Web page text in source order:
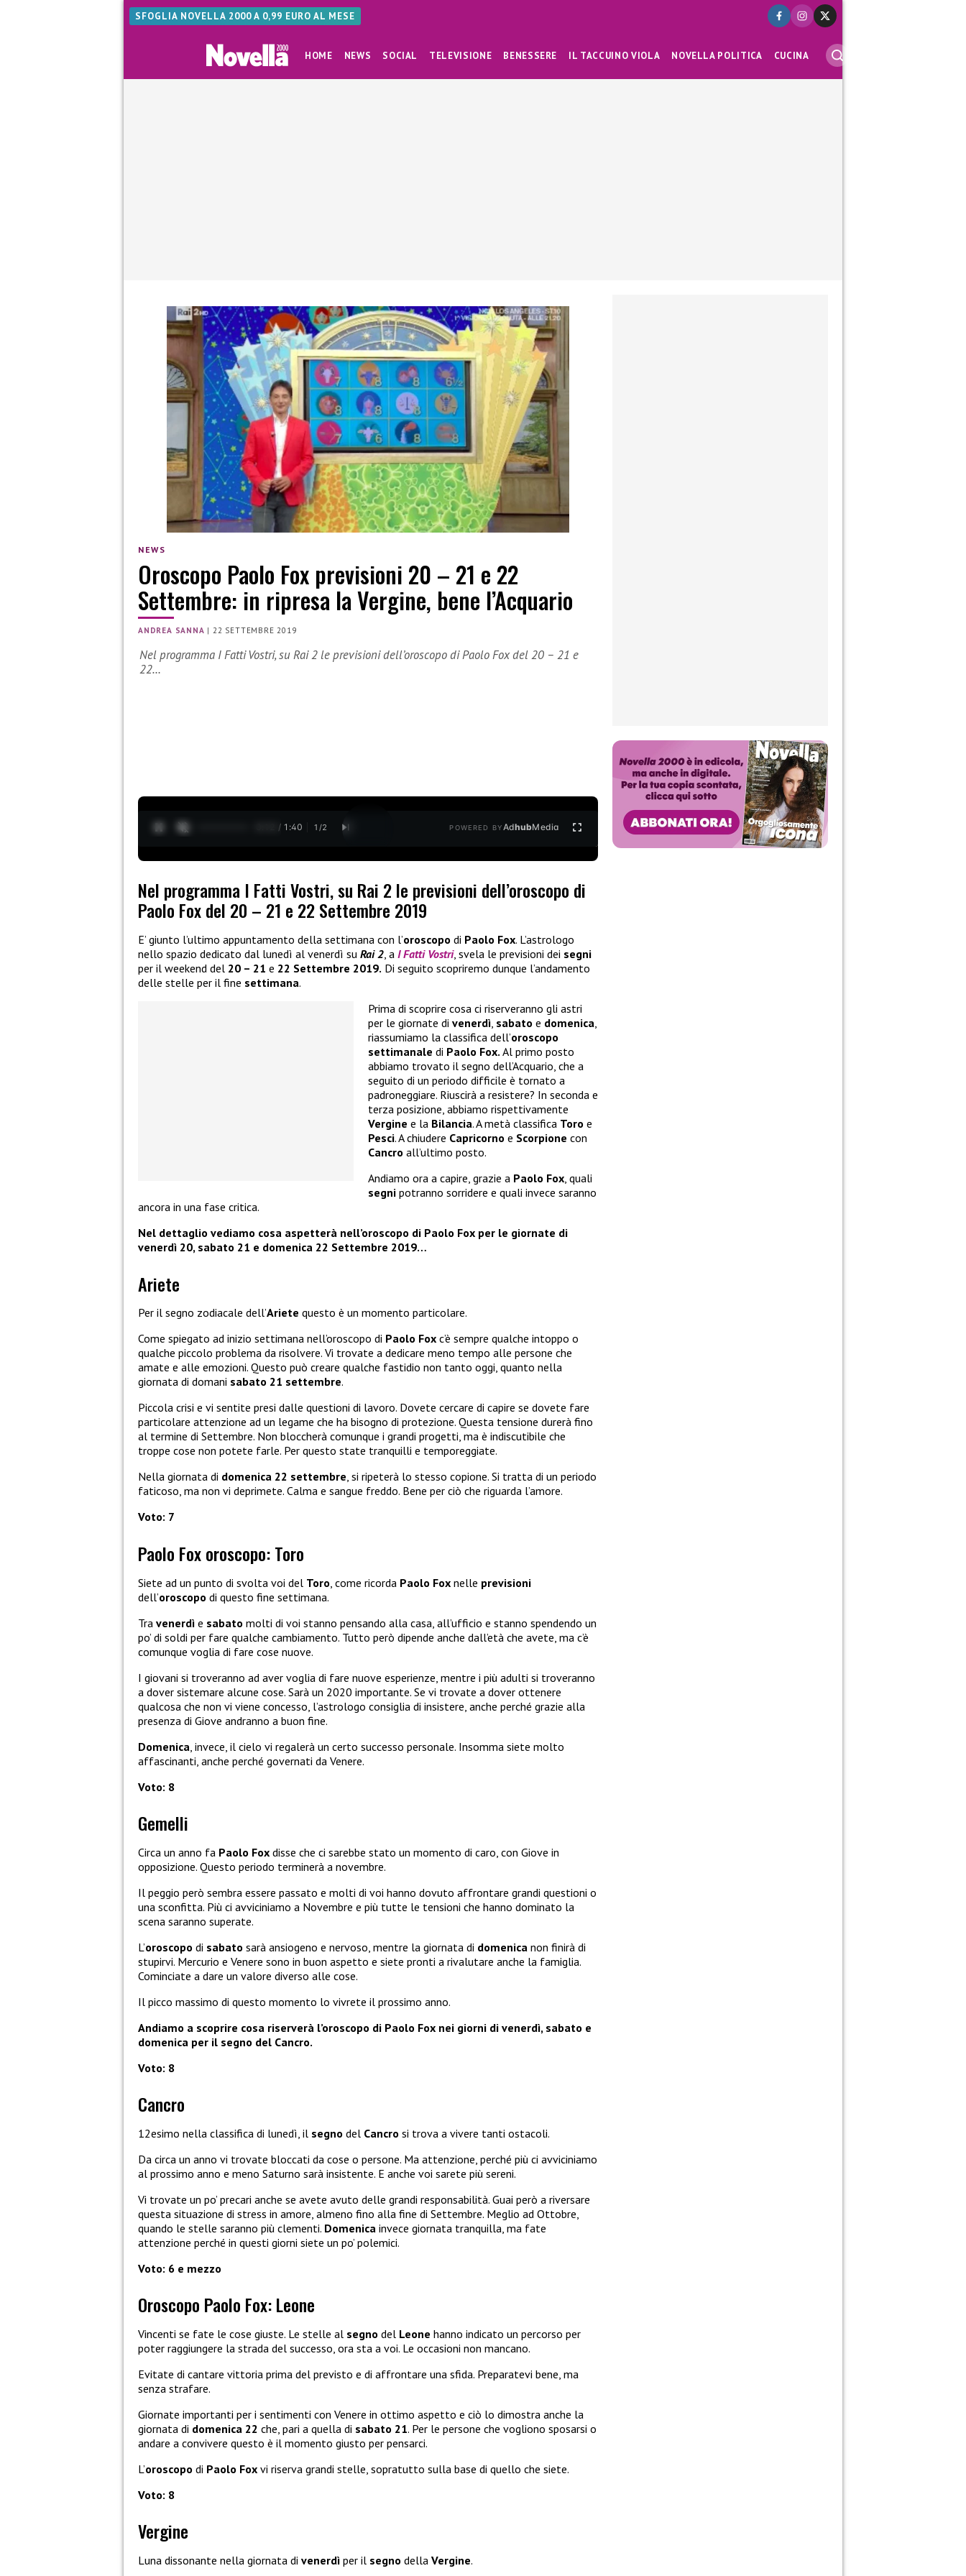
SFOGLIA NOVELLA 2000 A 0,99 EURO AL MESE
HOME NEWS SOCIAL TELEVISIONE BENESSERE IL TACCUINO VIOLA NOVELLA POLITICA CUCINA
NEWS
Oroscopo Paolo Fox previsioni 20 – 21 e 22
Settembre: in ripresa la Vergine, bene l’Acquario
ANDREA SANNA |22 SETTEMBRE 2019
Nel programma I Fatti Vostri, su Rai 2 le previsioni dell’oroscopo di Paolo Fox del 20 – 21 e
22…
0:13 / 1:40 1 /2 POWERED BYAdhubMedia
Nel programma I Fatti Vostri, su Rai 2 le previsioni dell’oroscopo di
Paolo Fox del 20 – 21 e 22 Settembre 2019
E’ giunto l’ultimo appuntamento della settimana con l’oroscopo di Paolo Fox. L’astrologo
nello spazio dedicato dal lunedì al venerdì su Rai 2, a I Fatti Vostri, svela le previsioni dei segni
per il weekend del 20 – 21 e 22 Settembre 2019. Di seguito scopriremo dunque l’andamento
delle stelle per il fine settimana.
Prima di scoprire cosa ci riserveranno gli astri
per le giornate di venerdì, sabato e domenica,
riassumiamo la classifica dell’oroscopo
settimanale di Paolo Fox. Al primo posto
abbiamo trovato il segno dell’Acquario, che a
seguito di un periodo difficile è tornato a
padroneggiare. Riuscirà a resistere? In seconda e
terza posizione, abbiamo rispettivamente
Vergine e la Bilancia. A metà classifica Toro e
Pesci. A chiudere Capricorno e Scorpione con
Cancro all’ultimo posto.
Andiamo ora a capire, grazie a Paolo Fox, quali
segni potranno sorridere e quali invece saranno
ancora in una fase critica.
Nel dettaglio vediamo cosa aspetterà nell’oroscopo di Paolo Fox per le giornate di
venerdì 20, sabato 21 e domenica 22 Settembre 2019…
Ariete
Per il segno zodiacale dell’Ariete questo è un momento particolare.
Come spiegato ad inizio settimana nell’oroscopo di Paolo Fox c’è sempre qualche intoppo o
qualche piccolo problema da risolvere. Vi trovate a dedicare meno tempo alle persone che
amate e alle emozioni. Questo può creare qualche fastidio non tanto oggi, quanto nella
giornata di domani sabato 21 settembre.
Piccola crisi e vi sentite presi dalle questioni di lavoro. Dovete cercare di capire se dovete fare
particolare attenzione ad un legame che ha bisogno di protezione. Questa tensione durerà fino
al termine di Settembre. Non bloccherà comunque i grandi progetti, ma è indiscutibile che
troppe cose non potete farle. Per questo state tranquilli e temporeggiate.
Nella giornata di domenica 22 settembre, si ripeterà lo stesso copione. Si tratta di un periodo
faticoso, ma non vi deprimete. Calma e sangue freddo. Bene per ciò che riguarda l’amore.
Voto: 7
Paolo Fox oroscopo: Toro
Siete ad un punto di svolta voi del Toro , come ricorda Paolo Fox nelle previsioni
dell’oroscopo di questo fine settimana.
Tra venerdì e sabato molti di voi stanno pensando alla casa, all’ufficio e stanno spendendo un
po’ di soldi per fare qualche cambiamento. Tutto però dipende anche dall’età che avete, ma c’è
comunque voglia di fare cose nuove.
I giovani si troveranno ad aver voglia di fare nuove esperienze, mentre i più adulti si troveranno
a dover sistemare alcune cose. Sarà un 2020 importante. Se vi trovate a dover ottenere
qualcosa che non vi viene concesso, l’astrologo consiglia di insistere, anche perché grazie alla
presenza di Giove andranno a buon fine.
Domenica , invece, il cielo vi regalerà un certo successo personale. Insomma siete molto
affascinanti, anche perché governati da Venere.
Voto: 8
Gemelli
Circa un anno fa Paolo Fox disse che ci sarebbe stato un momento di caro, con Giove in
opposizione. Questo periodo terminerà a novembre.
Il peggio però sembra essere passato e molti di voi hanno dovuto affrontare grandi questioni o
una sconfitta. Più ci avviciniamo a Novembre e più tutte le tensioni che hanno dominato la
scena saranno superate.
L’oroscopo di sabato sarà ansiogeno e nervoso, mentre la giornata di domenica non finirà di
stupirvi. Mercurio e Venere sono in buon aspetto e siete pronti a rivalutare anche la famiglia.
Cominciate a dare un valore diverso alle cose.
Il picco massimo di questo momento lo vivrete il prossimo anno.
Andiamo a scoprire cosa riserverà l’oroscopo di Paolo Fox nei giorni di venerdì, sabato e
domenica per il segno del Cancro.
Voto: 8
Cancro
12esimo nella classifica di lunedì, il segno del Cancro si trova a vivere tanti ostacoli.
Da circa un anno vi trovate bloccati da cose o persone. Ma attenzione, perché più ci avviciniamo
al prossimo anno e meno Saturno sarà insistente. E anche voi sarete più sereni.
Vi trovate un po’ precari anche se avete avuto delle grandi responsabilità. Guai però a riversare
questa situazione di stress in amore, almeno fino alla fine di Settembre. Meglio ad Ottobre,
quando le stelle saranno più clementi. Domenica invece giornata tranquilla, ma fate
attenzione perché in questi giorni siete un po’ polemici.
Voto: 6 e mezzo
Oroscopo Paolo Fox: Leone
Vincenti se fate le cose giuste. Le stelle al segno del Leone hanno indicato un percorso per
poter raggiungere la strada del successo, ora sta a voi. Le occasioni non mancano.
Evitate di cantare vittoria prima del previsto e di affrontare una sfida. Preparatevi bene, ma
senza strafare.
Giornate importanti per i sentimenti con Venere in ottimo aspetto e ciò lo dimostra anche la
giornata di domenica 22 che, pari a quella di sabato 21. Per le persone che vogliono sposarsi o
andare a convivere questo è il momento giusto per pensarci.
L’oroscopo di Paolo Fox vi riserva grandi stelle, sopratutto sulla base di quello che siete.
Voto: 8
Vergine
Luna dissonante nella giornata di venerdì per il segno della Vergine.